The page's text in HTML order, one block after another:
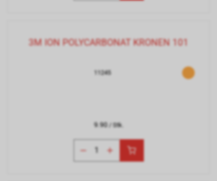
3M ION POLYCARBONAT KRONEN 101
11245
9.90/ Stk.